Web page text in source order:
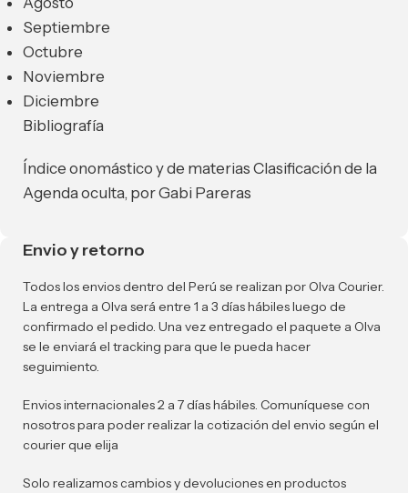
Septiembre
Octubre
Noviembre
Diciembre
Bibliografía
Índice onomástico y de materias Clasificación de la
Agenda oculta, por Gabi Pareras
Envio y retorno
Todos los envios dentro del Perú se realizan por Olva Courier.
La entrega a Olva será entre 1 a 3 días hábiles luego de
confirmado el pedido. Una vez entregado el paquete a Olva
se le enviará el tracking para que le pueda hacer
seguimiento.
Envios internacionales 2 a 7 días hábiles. Comuníquese con
nosotros para poder realizar la cotización del envio según el
courier que elija
Solo realizamos cambios y devoluciones en productos